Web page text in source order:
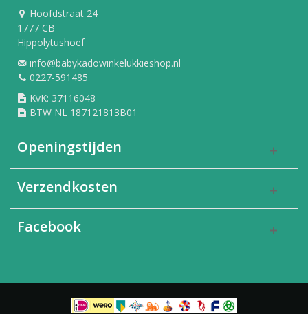
Hoofdstraat 24
1777 CB
Hippolytushoef
info@babykadowinkelukkieshop.nl
0227-591485
KvK: 37116048
BTW NL 187121813B01
Openingstijden
Verzendkosten
Facebook